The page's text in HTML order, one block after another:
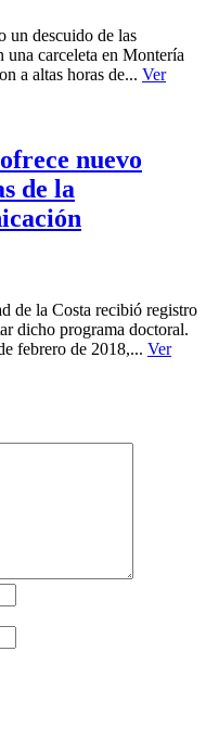
descuido de las
una carceleta en Montería
a altas horas de... Ver
nuevo
de la
la Costa recibió registro
dicho programa doctoral.
febrero de 2018,... Ver